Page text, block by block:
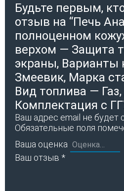
Будьте первым,
отзыв на “Печь
полноценном
верхом — Защита
экраны, Варианты
Змеевик, Марка
Вид топлива —
Комплектация с
Ваш адрес email не будет
Обязательные поля
Ваша оценка
Ваш отзыв *